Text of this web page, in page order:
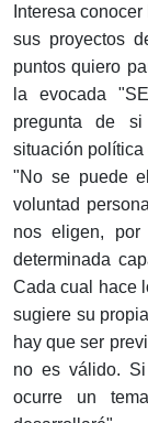
Interesa
sus proyectos
puntos quiero
la evocada
pregunta de
situación política
"No se puede
voluntad
nos eligen, por
determinada
Cada cual hace
sugiere su
hay que ser
no es válido.
ocurre un